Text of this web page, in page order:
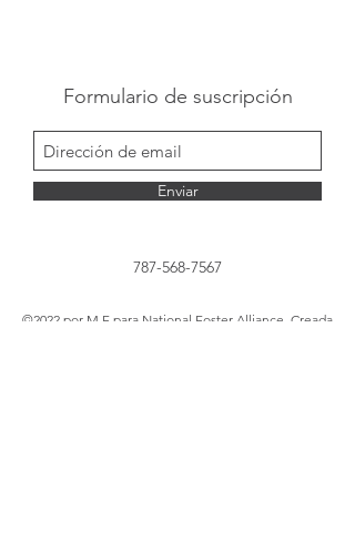
web a registrarse, confirmar su asistencia, o
Formulario de suscripción
Enviar
787-568-7567
©2022 por M.F para National Foster Alliance. Creada